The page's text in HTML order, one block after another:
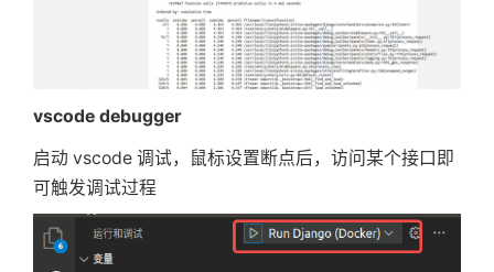
vscode debugger
启动 vscode 调试，鼠标设置断点后，访问某个接口即
可触发调试过程